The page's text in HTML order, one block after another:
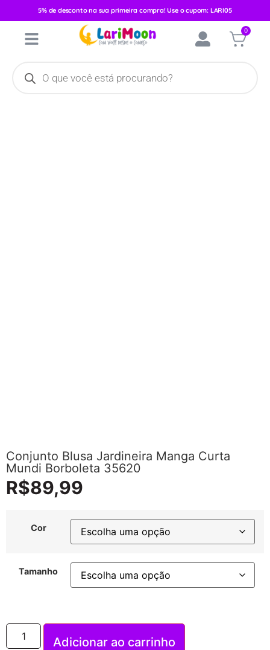
5% de desconto na sua primeira compra! Use o cupom: LARI05
0
/Feminino/Conjunto Inverno
/ Conjunto Blusa
Jardineira Manga Curta Mundi Borboleta 35620
Conjunto Blusa Jardineira Manga Curta
Mundi Borboleta 35620
R$89,99
Cor
Tamanho
Adicionar ao carrinho